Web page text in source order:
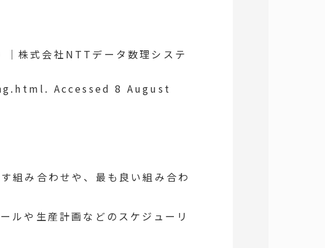
株式会社NTTデータ数理システ
Accessed 8 August
組み合わせや、最も良い組み合わ
ルや生産計画などのスケジューリ